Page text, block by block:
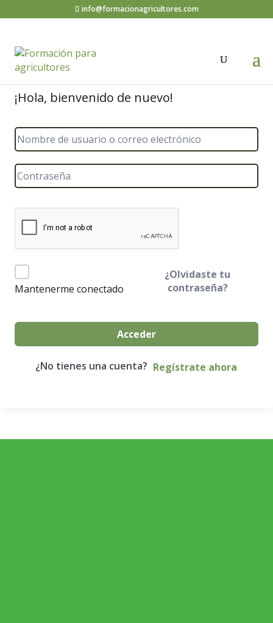
info@formacionagricultores.com
¡Hola, bienvenido de nuevo!
Mantenerme conectado
¿Olvidaste tu
contraseña?
Acceder
¿No tienes una cuenta? Regístrate ahora